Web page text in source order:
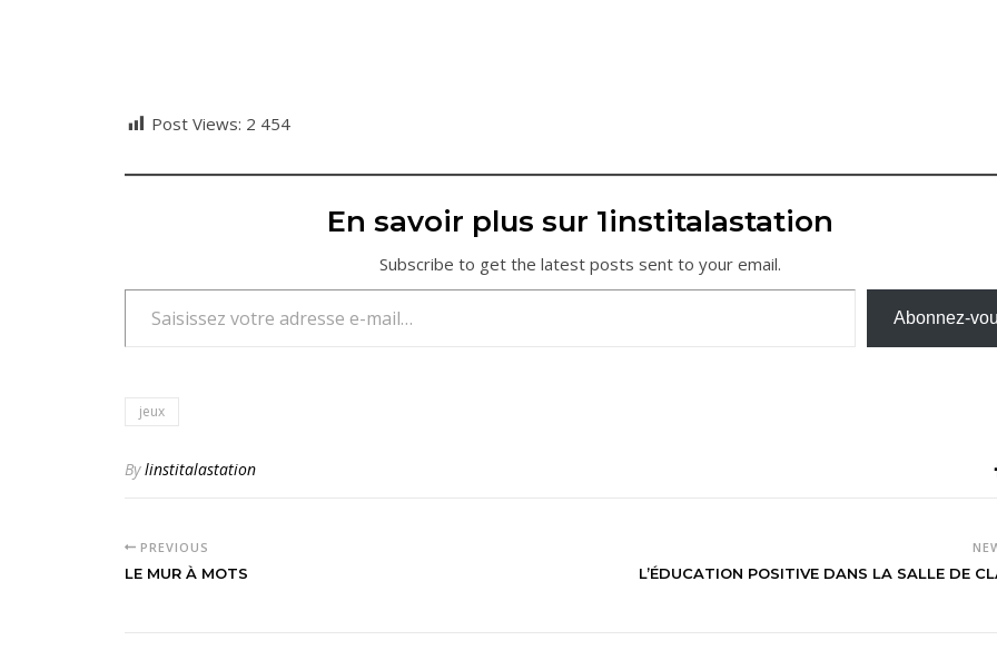
Post Views: 2 454
En savoir plus sur 1institalastation
Subscribe to get the latest posts sent to your email.
Saisissez votre adresse e-mail…
Abonnez-
jeux
Bylinstitalastation
PREVIOUS
LE MUR À MOTS L’ÉDUCATION POSITIVE DANS LA SALLE DE